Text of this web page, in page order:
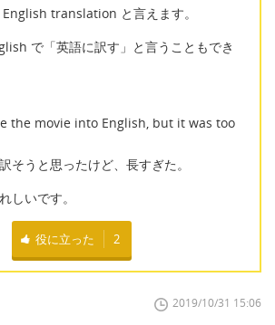
English translation と言えます。
で「英語に訳す」と言うこともでき
the movie into English, but it was too
そうと思ったけど、長すぎた。
しいです。
役に立った 2
2019/10/31 15:06